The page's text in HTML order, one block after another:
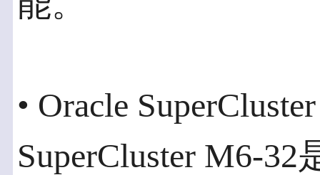
• Oracle
SuperCluster M6-